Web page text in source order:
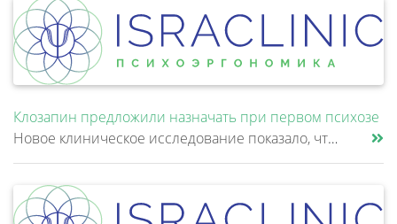
Клозапин предложили назначать при первом психозе
Новое клиническое исследование показало, что клозапин может быть эффективнее других антипсихотиков уже после первой неуд......